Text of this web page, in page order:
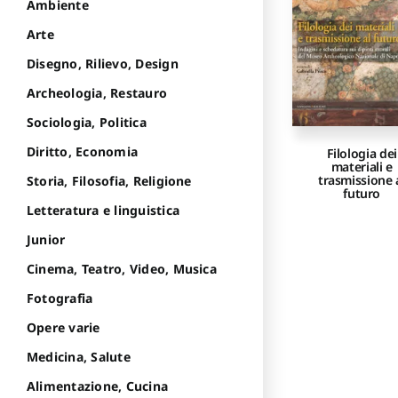
Filologia dei
materiali e
trasmissione
futuro
Ambiente
Arte
Disegno, Rilievo, Design
Archeologia, Restauro
Sociologia, Politica
Diritto, Economia
Storia, Filosofia, Religione
Letteratura e linguistica
Junior
Cinema, Teatro, Video, Musica
Fotografia
Opere varie
Medicina, Salute
Alimentazione, Cucina